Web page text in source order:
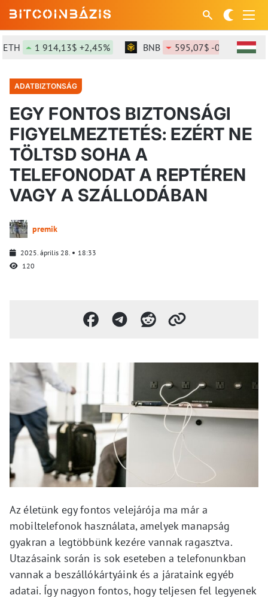
1 914,13$ +2,45% BNB 595,07$ -0,68%
ADATBIZTONSÁG
EGY FONTOS BIZTONSÁGI
FIGYELMEZTETÉS: EZÉRT NE
TÖLTSD SOHA A
TELEFONODAT A REPTÉREN
VAGY A SZÁLLODÁBAN
premik
2025. április 28.
18:33
120
Az életünk egy fontos velejárója ma már a
mobiltelefonok használata, amelyek manapság
gyakran a legtöbbünk kezére vannak ragasztva.
Utazásaink során is sok eseteben a telefonunkban
vannak a beszállókártyáink és a járataink egyéb
adatai. Így nagyon fontos, hogy teljesen fel legyenek